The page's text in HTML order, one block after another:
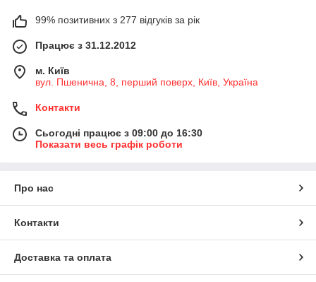
99% позитивних з 277 відгуків за рік
Працює з 31.12.2012
м. Київ
вул. Пшенична, 8, перший поверх, Київ, Україна
Контакти
Сьогодні працює з 09:00 до 16:30
Показати весь графік роботи
Про нас
Контакти
Доставка та оплата